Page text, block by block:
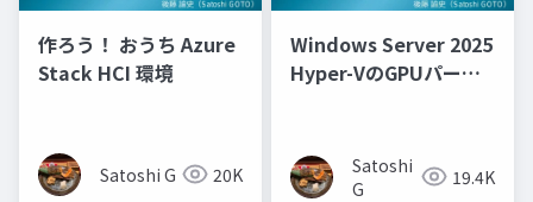
作ろう！ おうち Azure
Stack HCI 環境
Satoshi G 20K
Windows Server 2025
Hyper-VのGPUパーテ
Satoshi
G
19.4K